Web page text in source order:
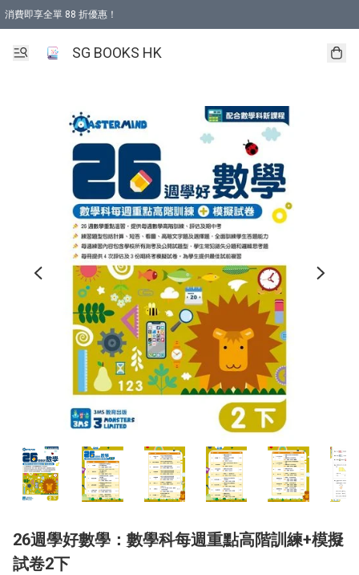
消費即享全單 88 折優惠！
SG BOOKS HK
26週學好數學：數學科每週重點高階訓練+模擬
試卷2下